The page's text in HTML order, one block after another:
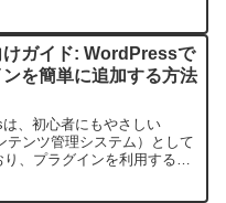
したり、もし誤って削除して
けガイド: WordPressで
を簡単に追加する方法
、初心者にもやさしい
テンツ管理システム）として
り、プラグインを利用するこ